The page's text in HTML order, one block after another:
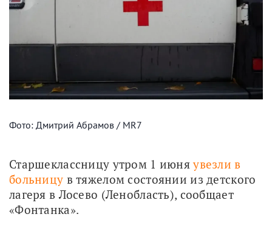
Фото: Дмитрий Абрамов / MR7
Старшеклассницу утром 1 июня увезли в
больницу в тяжелом состоянии из детского
лагеря в Лосево (Ленобласть), сообщает
«Фонтанка».